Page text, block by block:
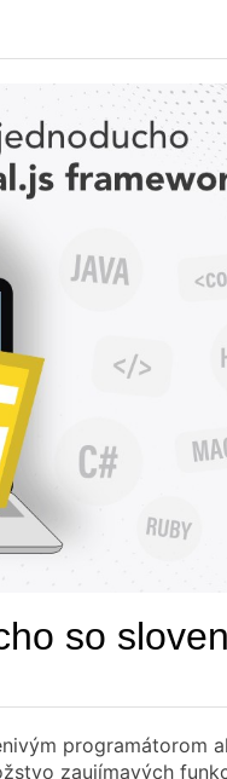
so
programátorom
zaujímavých